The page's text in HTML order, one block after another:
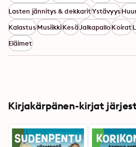
Lasten jännitys & dekkaritYstävyys
KalastusMusiikkiKesäJalkapalloKoirat
Eläimet
Kirjakärpänen-kirjat